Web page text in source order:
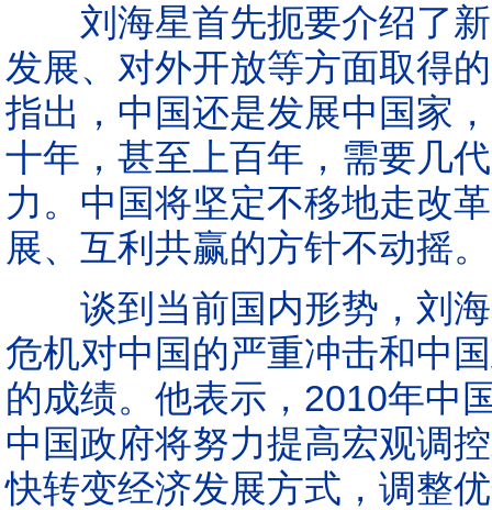
刘海星首先扼要介绍了新
发展、对外开放等方面取得
指出，中国还是发展中国家
十年，甚至上百年，需要几
力。中国将坚定不移地走改
展、互利共赢的方针不动摇。
谈到当前国内形势，刘海
危机对中国的严重冲击和中
的成绩。他表示，2010年中
中国政府将努力提高宏观调
快转变经济发展方式，调整